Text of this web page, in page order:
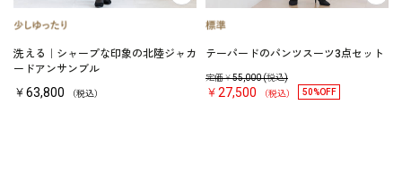
洗える｜シャープな印象の北陸ジャカ
ードアンサンブル
￥63,800 （税込）
テーパードのパンツスーツ3点セット
定価￥55,000(税込)
￥27,500 （税込） 50%OFF